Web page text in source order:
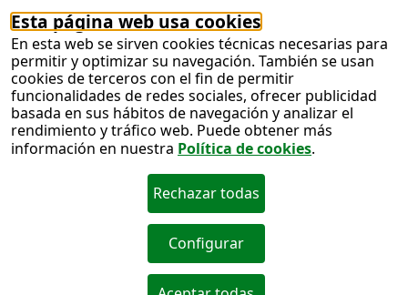
Esta página web usa cookies
En esta web se sirven cookies técnicas necesarias para
permitir y optimizar su navegación. También se usan
cookies de terceros con el fin de permitir
funcionalidades de redes sociales, ofrecer publicidad
basada en sus hábitos de navegación y analizar el
rendimiento y tráfico web. Puede obtener más
información en nuestra Política de cookies.